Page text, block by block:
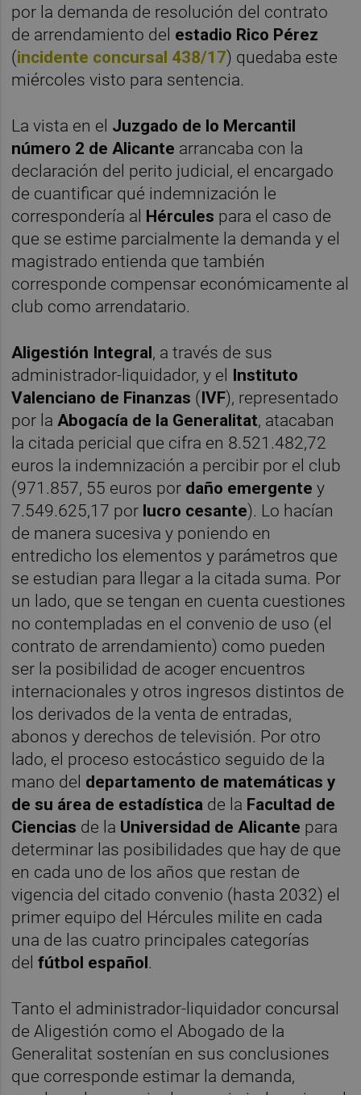
por la demanda de resolución del contrato
de arrendamiento del estadio Rico Pérez
(incidente concursal 438/17) quedaba este
miércoles visto para sentencia.
La vista en el Juzgado de lo Mercantil
número 2 de Alicante arrancaba con la
declaración del perito judicial, el encargado
de cuantificar qué indemnización le
correspondería al Hércules para el caso de
que se estime parcialmente la demanda y el
magistrado entienda que también
corresponde compensar económicamente al
club como arrendatario.
Aligestión Integral, a través de sus
administrador-liquidador, y el Instituto
Valenciano de Finanzas (IVF), representado
por laAbogacía de la Generalitat, atacaban
la citada pericial que cifra en 8.521.482,72
euros la indemnización a percibir por el club
(971.857, 55 euros por daño emergente y
7.549.625,17 por lucro cesante). Lo hacían
de manera sucesiva y poniendo en
entredicho los elementos y parámetros que
se estudian para llegar a la citada suma. Por
un lado, que se tengan en cuenta cuestiones
no contempladas en el convenio de uso (el
contrato de arrendamiento) como pueden
ser la posibilidad de acoger encuentros
internacionales y otros ingresos distintos de
los derivados de la venta de entradas,
abonos y derechos de televisión. Por otro
lado, el proceso estocástico seguido de la
mano del departamento de matemáticas y
de su área de estadística de la Facultad de
Ciencias de la Universidad de Alicante para
determinar las posibilidades que hay de que
en cada uno de los años que restan de
vigencia del citado convenio (hasta 2032) el
primer equipo del Hércules milite en cada
una de las cuatro principales categorías
del fútbol español.
Tanto el administrador-liquidador concursal
de Aligestión como el Abogado de la
Generalitat sostenían en sus conclusiones
que corresponde estimar la demanda,